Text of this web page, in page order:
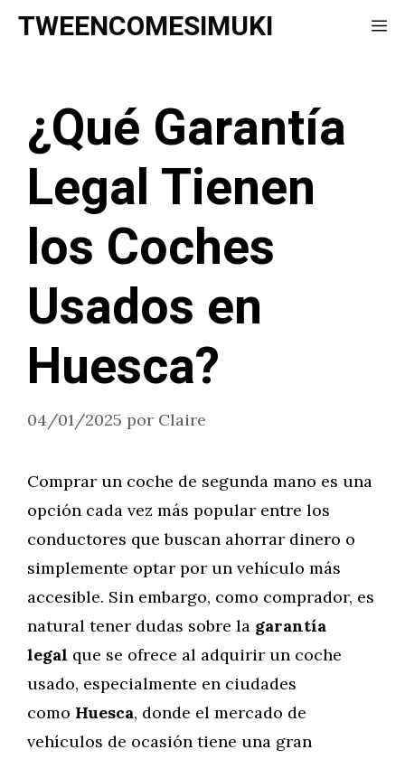
Saltar
TWEENCOMESIMUKI
¿Qué Garantía
Legal Tienen
los Coches
Usados en
Huesca?
04/01/2025 por Claire
Comprar un coche de segunda mano es una
opción cada vez más popular entre los
conductores que buscan ahorrar dinero o
simplemente optar por un vehículo más
accesible. Sin embargo, como comprador, es
natural tener dudas sobre la garantía
legal que se ofrece al adquirir un coche
usado, especialmente en ciudades
como Huesca, donde el mercado de
vehículos de ocasión tiene una gran